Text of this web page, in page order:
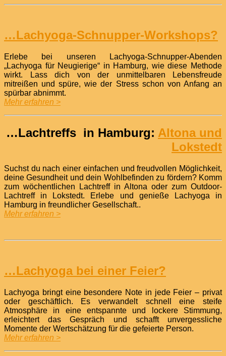
…Lachyoga-Schnupper-Workshops?
Erlebe bei unseren Lachyoga-Schnupper-Abenden
„Lachyoga für Neugierige“ in Hamburg, wie diese Methode
wirkt. Lass dich von der unmittelbaren Lebensfreude
mitreißen und spüre, wie der Stress schon von Anfang an
spürbar abnimmt.
Mehr erfahren >
…Lachtreffs in Hamburg: Altona und
Lokstedt
Suchst du nach einer einfachen und freudvollen Möglichkeit,
deine Gesundheit und dein Wohlbefinden zu fördern? Komm
zum wöchentlichen Lachtreff in Altona oder zum Outdoor-
Lachtreff in Lokstedt. Erlebe und genieße Lachyoga in
Hamburg in freundlicher Gesellschaft..
Mehr erfahren >
…Lachyoga bei einer Feier?
Lachyoga bringt eine besondere Note in jede Feier – privat
oder geschäftlich. Es verwandelt schnell eine steife
Atmosphäre in eine entspannte und lockere Stimmung,
erleichtert das Gespräch und schafft unvergessliche
Momente der Wertschätzung für die gefeierte Person.
Mehr erfahren >